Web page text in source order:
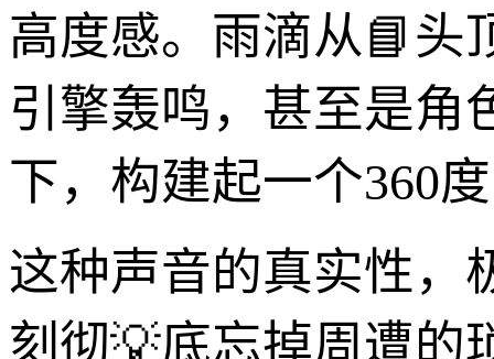
高度感。雨滴从📘头
引擎轰鸣，甚至是角
下，构建起一个360
这种声音的真实性，
刻彻💡底忘掉周遭的